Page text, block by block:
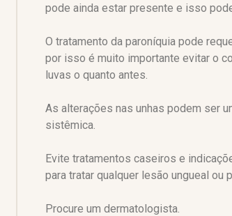
pode ainda estar presente e isso
O tratamento da paroníquia pode
por isso é muito importante evitar o
luvas o quanto antes.
As alterações nas unhas podem ser
sistêmica.
Evite tratamentos caseiros e
para tratar qualquer lesão ungueal ou
Procure um dermatologista.